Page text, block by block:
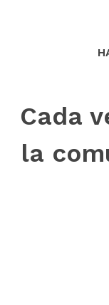
Cada
la